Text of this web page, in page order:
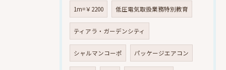
1m=￥2200 低圧電気取扱業務特別教育
ティアラ・ガーデンシティ
シャルマンコーポ パッケージエアコン